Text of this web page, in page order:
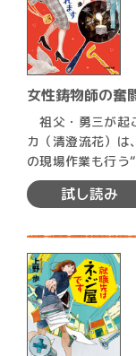
女性鋳物師の奮
祖父・勇三が起
カ（清澄流花）は
の現場作業も行う
に長年…
試し読み